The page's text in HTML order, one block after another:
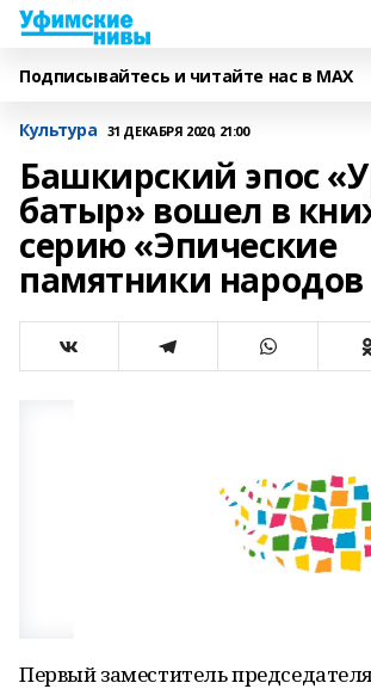
Подписывайтесь и читайте нас в MAX
Культура 31 ДЕКАБРЯ 2020, 21:00
Башкирский эпос
батыр» вошел в
серию «Эпические
памятники
Первый заместитель